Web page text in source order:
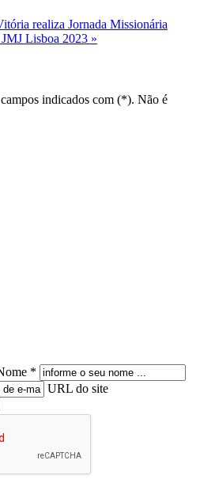
realiza Jornada Missionária
Lisboa 2023 »
indicados com (*). Não é
*
URL do site